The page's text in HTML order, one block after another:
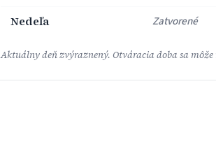
Nedeľa
Zatvorené
Aktuálny deň zvýraznený. Otváracia doba sa